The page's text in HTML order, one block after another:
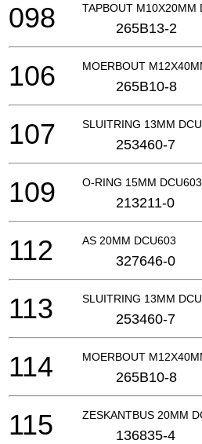
TAPBOUT M10X20MM
098 265B13-2
MOERBOUT
106 265B10-8
SLUITRING 13MM
107 253460-7
O-RING 15MM DCU603
109 213211-0
AS 20MM DCU603
112 327646-0
SLUITRING 13MM
113 253460-7
MOERBOUT
114 265B10-8
ZESKANTBUS 20MM
115 136835-4